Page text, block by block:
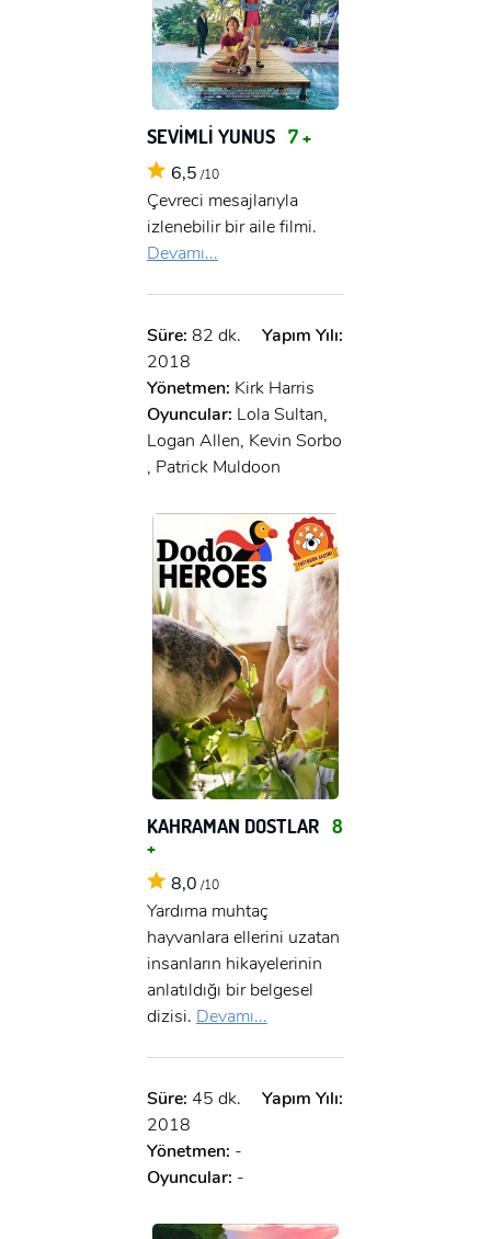
SEVİMLİ YUNUS 7 +
6,5 /10
Çevreci mesajlarıyla
izlenebilir bir aile filmi.
Devamı...
Süre: 82 dk.
Yapım Yılı:
2018
Yönetmen: Kirk Harris
Oyuncular: Lola Sultan,
Logan Allen, Kevin Sorbo
, Patrick Muldoon
KAHRAMAN DOSTLAR 8
+
8,0 /10
Yardıma muhtaç
hayvanlara ellerini uzatan
insanların hikayelerinin
anlatıldığı bir belgesel
dizisi. Devamı...
Süre: 45 dk.
Yapım Yılı:
2018
Yönetmen: -
Oyuncular: -